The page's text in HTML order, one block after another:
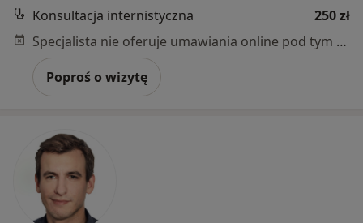
Konsultacja internistyczna
250 zł
Specjalista nie oferuje umawiania online pod tym adresem.
Poproś o wizytę